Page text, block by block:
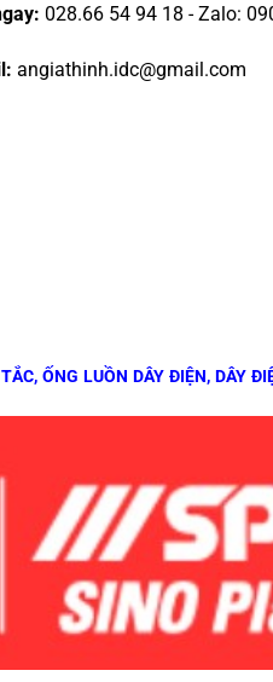
028.66 54 94 18 - Zalo:
angiathinh.idc@gmail.com
ỐNG LUỒN DÂY ĐIỆN, DÂY